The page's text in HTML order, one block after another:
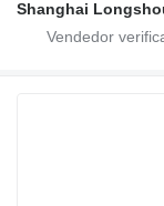
Shanghai